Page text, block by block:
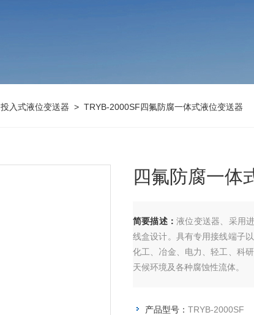
投入式液位变送器 > TRYB-2000SF四氟防腐一体式液位变送器
四氟防腐一体
简要描述： 液位变送器、采用
线盒设计。具有专用接线端子
化工、冶金、电力、轻工、科
天候环境及各种腐蚀性流体。
产品型号： TRYB-2000SF